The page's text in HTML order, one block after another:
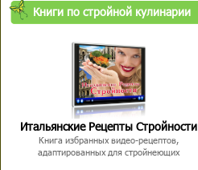
Книги по стройной кулинарии
Итальянские Рецепты Стройности
Книга избранных видео-рецептов,
адаптированных для стройнеющих